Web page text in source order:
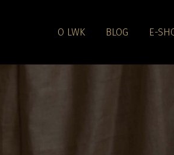
O LWK BLOG E-